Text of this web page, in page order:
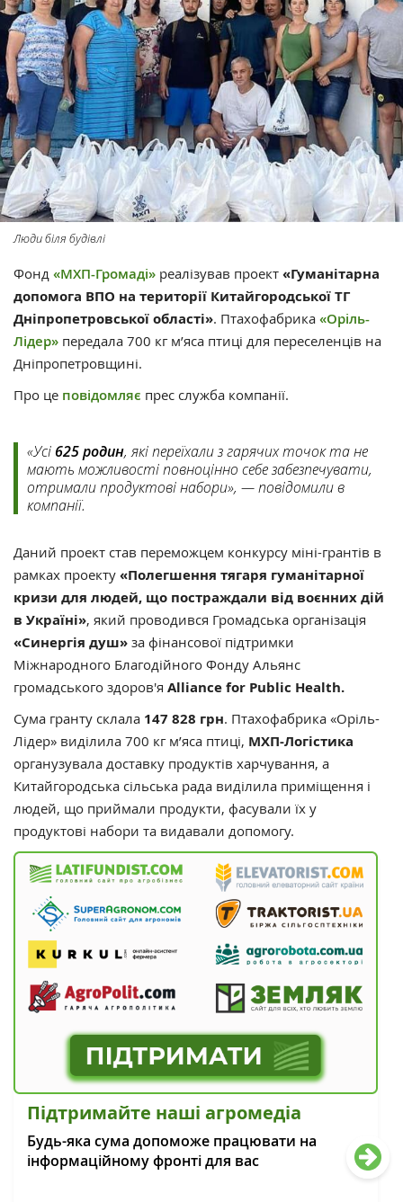
Люди біля будівлі
Фонд «МХП-Громаді» реалізував проект «Гуманітарна
допомога ВПО на території Китайгородської ТГ
Дніпропетровської області». Птахофабрика «Оріль-
Лідер» передала 700 кг м’яса птиці для переселенців на
Дніпропетровщині.
Про це повідомляє прес служба компанії.
«Усі 625 родин, які переїхали з гарячих точок та не
мають можливості повноцінно себе забезпечувати,
отримали продуктові набори», — повідомили в
компанії.
Даний проект став переможцем конкурсу міні-грантів в
рамках проекту «Полегшення тягаря гуманітарної
кризи для людей, що постраждали від воєнних дій
в Україні», який проводився Громадська організація
«Синергія душ» за фінансової підтримки
Міжнародного Благодійного Фонду Альянс
громадського здоров'я Alliance for Public Health.
Сума гранту склала 147 828 грн. Птахофабрика «Оріль-
Лідер» виділила 700 кг м’яса птиці, МХП-Логістика
органузувала доставку продуктів харчування, а
Китайгородська сільська рада виділила приміщення і
людей, що приймали продукти, фасували їх у
продуктові набори та видавали допомогу.
Підтримайте наші агромедіа
Будь-яка сума допоможе працювати на
інформаційному фронті для вас